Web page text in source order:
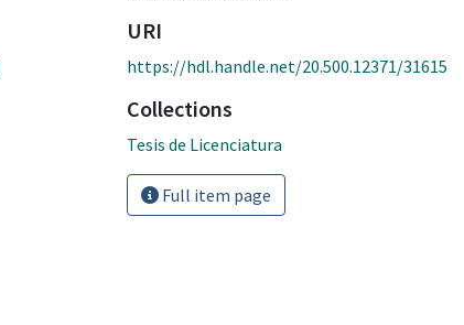
URI
https://hdl.handle.net/20.500.12371/31615
Collections
Tesis de Licenciatura
Full item page